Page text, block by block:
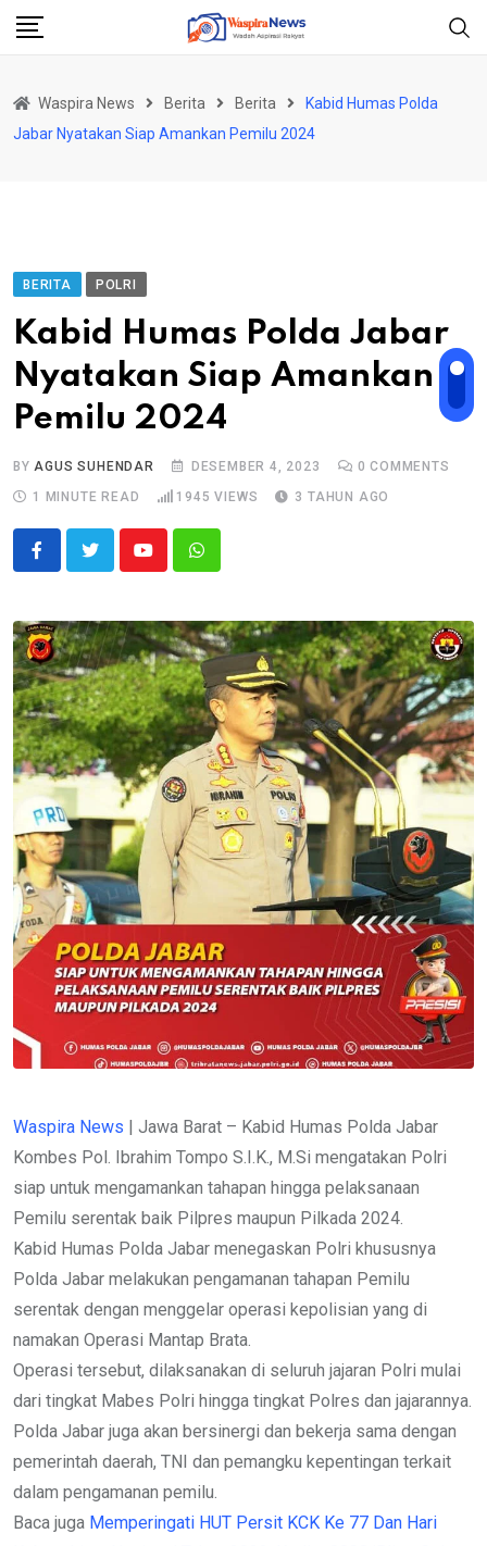
Skip
Waspira News Berita Berita
Kabid Humas Polda
Jabar Nyatakan Siap Amankan Pemilu 2024
BERITA POLRI
Kabid Humas Polda Jabar
Nyatakan Siap Amankan
Pemilu 2024
BYAGUS SUHENDAR DESEMBER 4, 2023 0 COMMENTS
1 MINUTE READ
1945 VIEWS 3 TAHUN AGO
YoutubeWhatsapp
Waspira News | Jawa Barat – Kabid Humas Polda Jabar
Kombes Pol. Ibrahim Tompo S.I.K., M.Si mengatakan Polri
siap untuk mengamankan tahapan hingga pelaksanaan
Pemilu serentak baik Pilpres maupun Pilkada 2024.
Kabid Humas Polda Jabar menegaskan Polri khususnya
Polda Jabar melakukan pengamanan tahapan Pemilu
serentak dengan menggelar operasi kepolisian yang di
namakan Operasi Mantap Brata.
Operasi tersebut, dilaksanakan di seluruh jajaran Polri mulai
dari tingkat Mabes Polri hingga tingkat Polres dan jajarannya.
Polda Jabar juga akan bersinergi dan bekerja sama dengan
pemerintah daerah, TNI dan pemangku kepentingan terkait
dalam pengamanan pemilu.
Baca juga Memperingati HUT Persit KCK Ke 77 Dan Hari